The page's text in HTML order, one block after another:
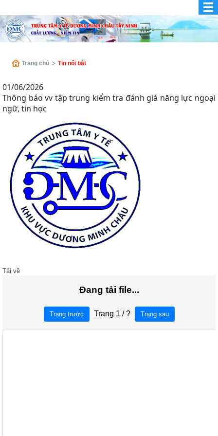
Trang chủ Tin nổi bật
01/06/2026
Thông báo vv tập trung kiểm tra đánh giá năng lực ngoại
ngữ, tin học
Tải về